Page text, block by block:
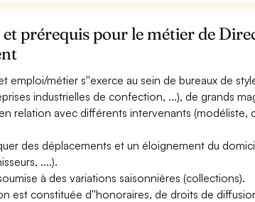
prérequis pour le métier de
emploi/métier s''exerce au sein de bureaux de
industrielles de confection, ...), de grands
relation avec différents intervenants (modéliste,
des déplacements et un éloignement du
....).
à des variations saisonnières (collections).
est constituée d''honoraires, de droits de